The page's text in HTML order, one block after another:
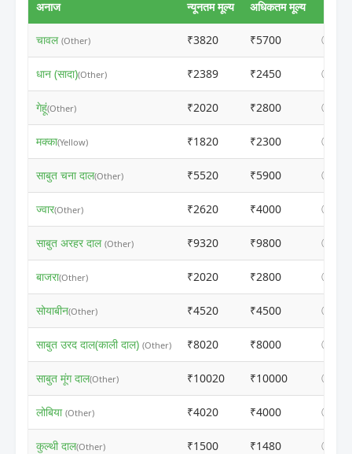
अनाज न्यूनतम मूल्य अधिकतम मूल्य
चावल (Other) ₹3820 ₹5700 ⓘ
धान (सादा)(Other) ₹2389 ₹2450 ⓘ
गेहूं(Other) ₹2020 ₹2800 ⓘ
मक्का(Yellow) ₹1820 ₹2300 ⓘ
साबुत चना दाल(Other) ₹5520 ₹5900 ⓘ
ज्वार(Other) ₹2620 ₹4000 ⓘ
साबुत अरहर दाल (Other) ₹9320 ₹9800 ⓘ
बाजरा(Other) ₹2020 ₹2800 ⓘ
सोयाबीन(Other) ₹4520 ₹4500 ⓘ
साबुत उरद दाल(काली दाल) (Other) ₹8020 ₹8000 ⓘ
साबुत मूंग दाल(Other) ₹10020 ₹10000 ⓘ
लोबिया (Other) ₹4020 ₹4000 ⓘ
कुल्थी दाल(Other) ₹1500 ₹1480 ⓘ